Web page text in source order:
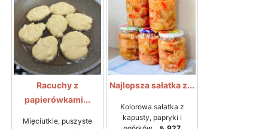
Racuchy z
papierówkami...
Mięciutkie, puszyste
Najlepsza sałatka z...
Kolorowa sałatka z
kapusty, papryki i